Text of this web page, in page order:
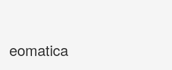
eomatica